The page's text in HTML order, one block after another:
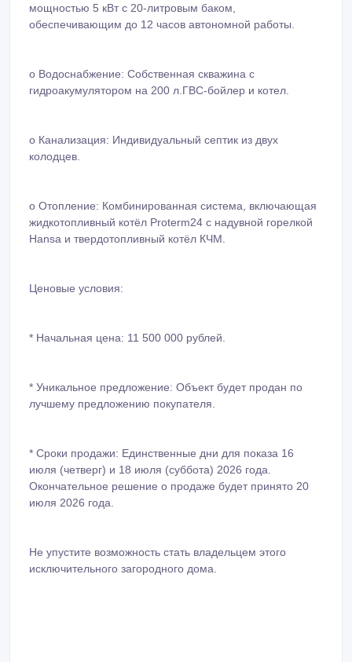
мощностью 5 кВт с 20-литровым баком,
обеспечивающим до 12 часов автономной работы.
o Водоснабжение: Собственная скважина с
гидроакумулятором на 200 л.ГВС-бойлер и котел.
o Канализация: Индивидуальный септик из двух
колодцев.
o Отопление: Комбинированная система, включающая
жидкотопливный котёл Proterm24 с надувной горелкой
Hansa и твердотопливный котёл КЧМ.
Ценовые условия:
* Начальная цена: 11 500 000 рублей.
* Уникальное предложение: Объект будет продан по
лучшему предложению покупателя.
* Сроки продажи: Единственные дни для показа 16
июля (четверг) и 18 июля (суббота) 2026 года.
Окончательное решение о продаже будет принято 20
июля 2026 года.
Не упустите возможность стать владельцем этого
исключительного загородного дома.